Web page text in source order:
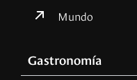
Mundo
Gastronomía